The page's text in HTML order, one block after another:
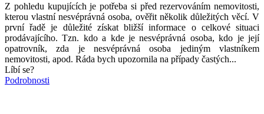
Z pohledu kupujících je potřeba si před rezervováním nemovitosti,
kterou vlastní nesvéprávná osoba, ověřit několik důležitých věcí. V
první řadě je důležité získat bližší informace o celkové situaci
prodávajícího. Tzn. kdo a kde je nesvéprávná osoba, kdo je její
opatrovník, zda je nesvéprávná osoba jediným vlastníkem
nemovitosti, apod. Ráda bych upozornila na případy častých...
Líbí se?
Podrobnosti